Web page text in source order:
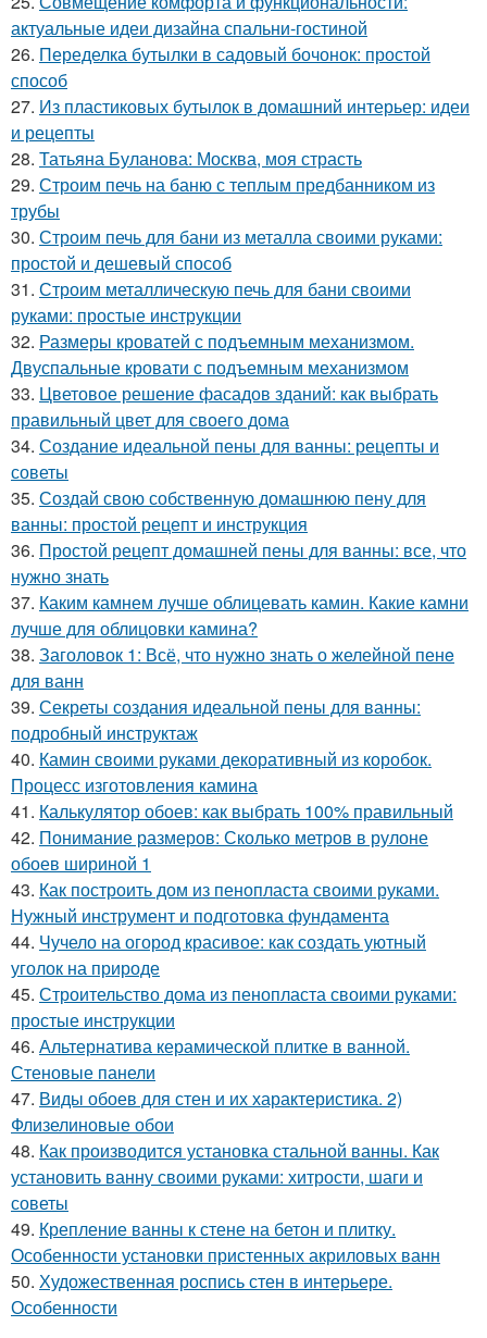
актуальные идеи дизайна спальни-гостиной
26. Переделка бутылки в садовый бочонок: простой
способ
27. Из пластиковых бутылок в домашний интерьер: идеи
и рецепты
28. Татьяна Буланова: Москва, моя страсть
29. Строим печь на баню с теплым предбанником из
трубы
30. Строим печь для бани из металла своими руками:
простой и дешевый способ
31. Строим металлическую печь для бани своими
руками: простые инструкции
32. Размеры кроватей с подъемным механизмом.
Двуспальные кровати с подъемным механизмом
33. Цветовое решение фасадов зданий: как выбрать
правильный цвет для своего дома
34. Создание идеальной пены для ванны: рецепты и
советы
35. Создай свою собственную домашнюю пену для
ванны: простой рецепт и инструкция
36. Простой рецепт домашней пены для ванны: все, что
нужно знать
37. Каким камнем лучше облицевать камин. Какие камни
лучше для облицовки камина?
38. Заголовок 1: Всё, что нужно знать о желейной пенe
для ванн
39. Секреты создания идеальной пены для ванны:
подробный инструктаж
40. Камин своими руками декоративный из коробок.
Процесс изготовления камина
41. Калькулятор обоев: как выбрать 100% правильный
42. Понимание размеров: Сколько метров в рулоне
обоев шириной 1
43. Как построить дом из пенопласта своими руками.
Нужный инструмент и подготовка фундамента
44. Чучело на огород красивое: как создать уютный
уголок на природе
45. Строительство дома из пенопласта своими руками:
простые инструкции
46. Альтернатива керамической плитке в ванной.
Стеновые панели
47. Виды обоев для стен и их характеристика. 2)
Флизелиновые обои
48. Как производится установка стальной ванны. Как
установить ванну своими руками: хитрости, шаги и
советы
49. Крепление ванны к стене на бетон и плитку.
Особенности установки пристенных акриловых ванн
50. Художественная роспись стен в интерьере.
Особенности